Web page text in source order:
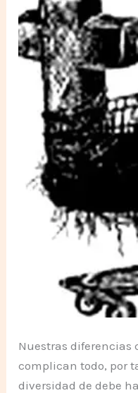
Nuestras diferencias
complican todo, por
diversidad de debe